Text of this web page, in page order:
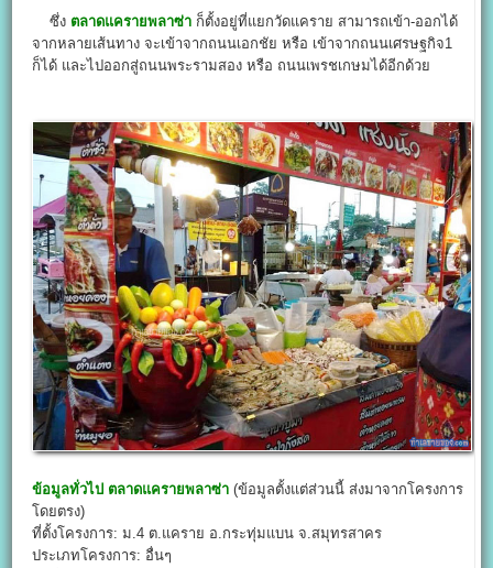
ซึ่ง ตลาดแครายพลาซ่า ก็ตั้งอยู่ที่แยกวัดแคราย สามารถเข้า-ออกได้
จากหลายเส้นทาง จะเข้าจากถนนเอกชัย หรือ เข้าจากถนนเศรษฐกิจ1
ก็ได้ และไปออกสู่ถนนพระรามสอง หรือ ถนนเพรชเกษมได้อีกด้วย
ข้อมูลทั่วไป ตลาดแครายพลาซ่า (ข้อมูลตั้งแต่ส่วนนี้ ส่งมาจากโครงการ
โดยตรง)
ที่ตั้งโครงการ: ม.4 ต.แคราย อ.กระทุ่มแบน จ.สมุทรสาคร
ประเภทโครงการ: อื่นๆ